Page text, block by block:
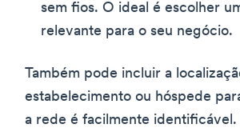
sem fios. O ideal é escolher
relevante para o seu negócio.
Também pode incluir a
estabelecimento ou hóspede
a rede é facilmente